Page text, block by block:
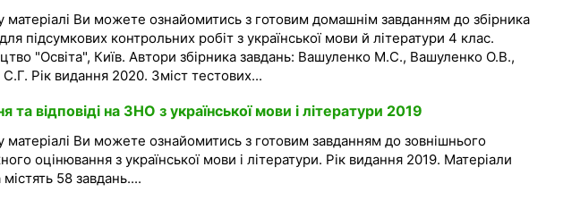
матеріалі Ви можете ознайомитись з готовим домашнім завданням до збірника
підсумкових контрольних робіт з української мови й літератури 4 клас.
"Освіта", Київ. Автори збірника завдань: Вашуленко М.С., Вашуленко О.В.,
Рік видання 2020. Зміст тестових...
та відповіді на ЗНО з української мови і літератури 2019
матеріалі Ви можете ознайомитись з готовим завданням до зовнішнього
оцінювання з української мови і літератури. Рік видання 2019. Матеріали
містять 58 завдань....